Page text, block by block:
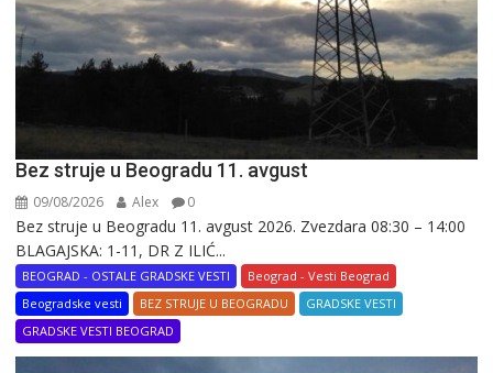
Bez struje u Beogradu 11. avgust
09/08/2026 Alex 0
Bez struje u Beogradu 11. avgust 2026. Zvezdara 08:30 – 14:00
BLAGAJSKA: 1-11, DR Z ILIĆ...
BEOGRAD - OSTALE GRADSKE VESTI
Beograd - Vesti Beograd
Beogradske vesti
BEZ STRUJE U BEOGRADU
GRADSKE VESTI
GRADSKE VESTI BEOGRAD